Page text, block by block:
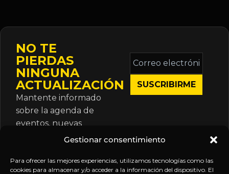
Gestionar consentimiento
Para ofrecer las mejores experiencias, utilizamos tecnologías como las
cookies para almacenar y/o acceder a la información del dispositivo. El
NO TE
PIERDAS
NINGUNA
ACTUALIZACIÓN
Mantente informado
sobre la agenda de
eventos, nuevas
publicaciones y
suscripción.
Correo
electrónico
*